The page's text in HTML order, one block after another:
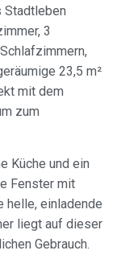
Stadtleben
3
23,5 m²
mit dem
zum
Küche und ein
Fenster mit
helle, einladende
liegt auf dieser
Gebrauch.
um
zu
Sie deren
seinen
verhindern,
obwohl er
beim